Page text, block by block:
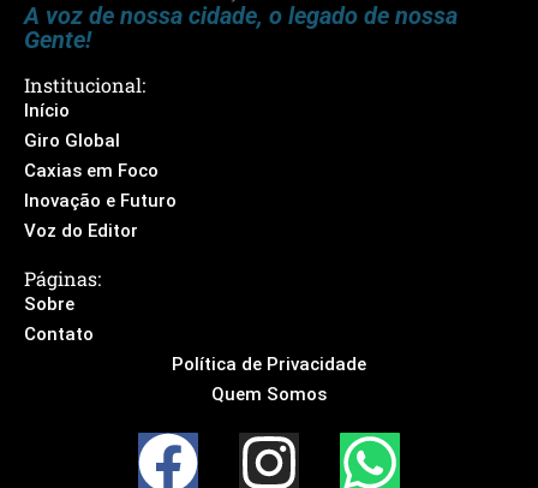
A voz de nossa cidade, o legado de nossa
Gente!
Institucional:
Início
Giro Global
Caxias em Foco
Inovação e Futuro
Voz do Editor
Páginas:
Sobre
Contato
Política de Privacidade
Quem Somos